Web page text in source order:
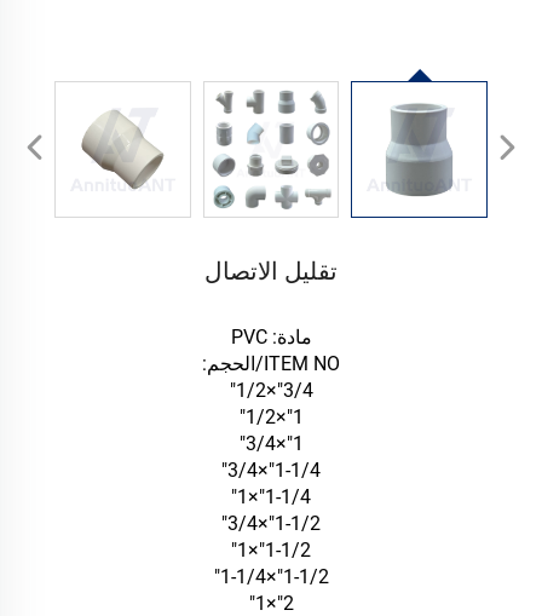
تقليل الاتصال
مادة: PVC
ITEM NO/الحجم:
3/4"×1/2"
1"×1/2"
1"×3/4"
1-1/4"×3/4"
1-1/4"×1"
1-1/2"×3/4"
1-1/2"×1"
1-1/2"×1-1/4"
2"×1"